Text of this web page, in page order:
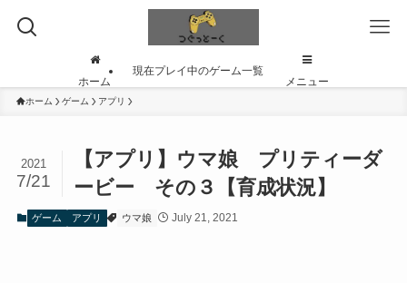
ホーム
現在プレイ中のゲーム一覧
メニュー
ホーム ゲーム アプリ
【アプリ】ウマ娘 プリティーダ
ービー その３【育成状況】
2021
7/21
ゲーム アプリ ウマ娘 July 21, 2021